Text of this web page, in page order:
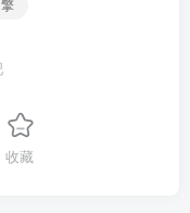
收藏